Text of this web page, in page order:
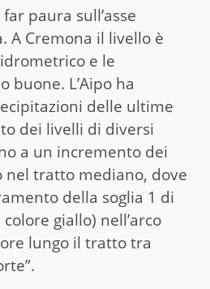
paura sull’asse
A Cremona il livello è
e le
buone. L’Aipo ha
delle ultime
dei livelli di diversi
a un incremento dei
nel tratto mediano, dove
della soglia 1 di
giallo) nell’arco
lungo il tratto tra